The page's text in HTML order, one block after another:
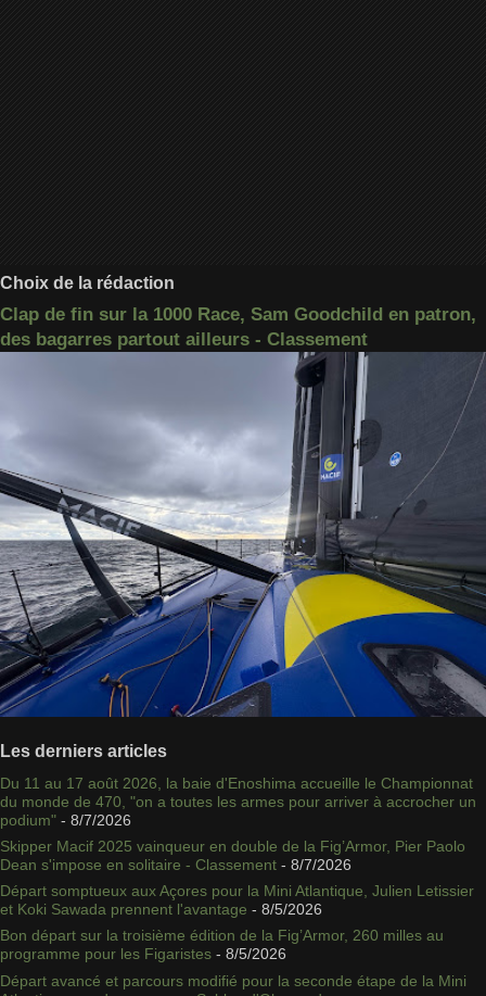
Choix de la rédaction
Clap de fin sur la 1000 Race, Sam Goodchild en patron,
des bagarres partout ailleurs - Classement
Les derniers articles
Du 11 au 17 août 2026, la baie d'Enoshima accueille le Championnat
du monde de 470, "on a toutes les armes pour arriver à accrocher un
podium" - 8/7/2026
Skipper Macif 2025 vainqueur en double de la Fig’Armor, Pier Paolo
Dean s'impose en solitaire - Classement - 8/7/2026
Départ somptueux aux Açores pour la Mini Atlantique, Julien Letissier
et Koki Sawada prennent l'avantage - 8/5/2026
Bon départ sur la troisième édition de la Fig’Armor, 260 milles au
programme pour les Figaristes - 8/5/2026
Départ avancé et parcours modifié pour la seconde étape de la Mini